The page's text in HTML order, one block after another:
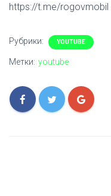
https://t.me/rogovmobil
Рубрики: YOUTUBE
Метки: youtube